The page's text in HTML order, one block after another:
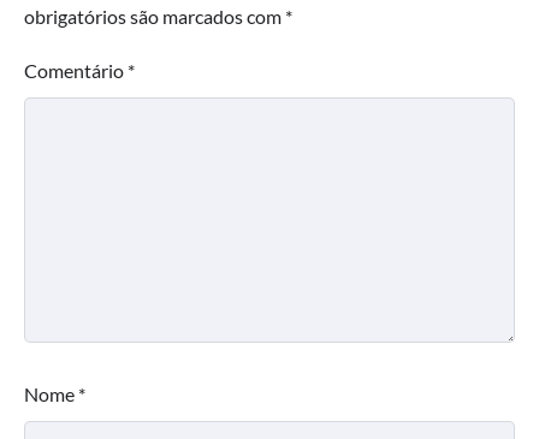
obrigatórios são marcados com *
Comentário *
Nome *